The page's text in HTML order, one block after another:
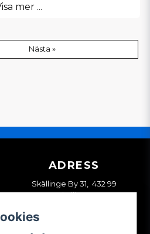
mer ...
Nästa »
ADRESS
Skällinge By 31, 432 99
Skällinge